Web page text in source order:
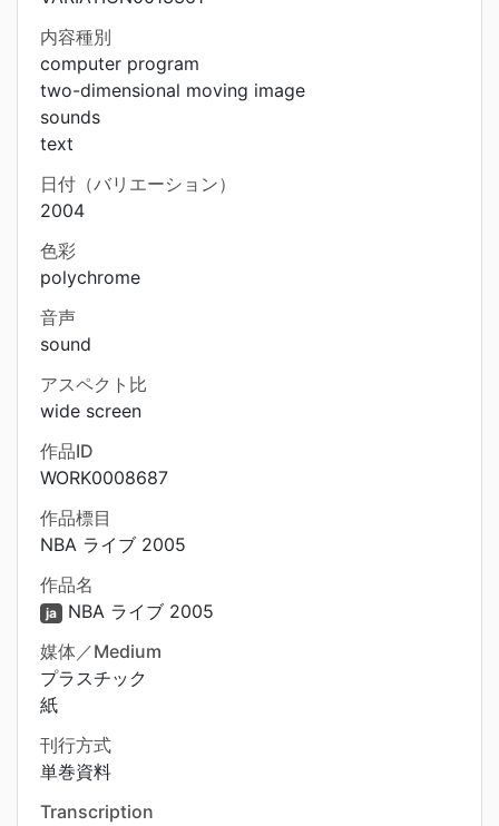
内容種別
computer program
two-dimensional moving image
sounds
text
日付（バリエーション）
2004
色彩
polychrome
音声
sound
アスペクト比
wide screen
作品ID
WORK0008687
作品標目
NBA ライブ 2005
作品名
ja NBA ライブ 2005
媒体／Medium
プラスチック
紙
刊行方式
単巻資料
Transcription